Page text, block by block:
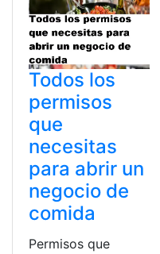
Todos los
permisos
que
necesitas
para abrir un
negocio de
comida
Permisos que